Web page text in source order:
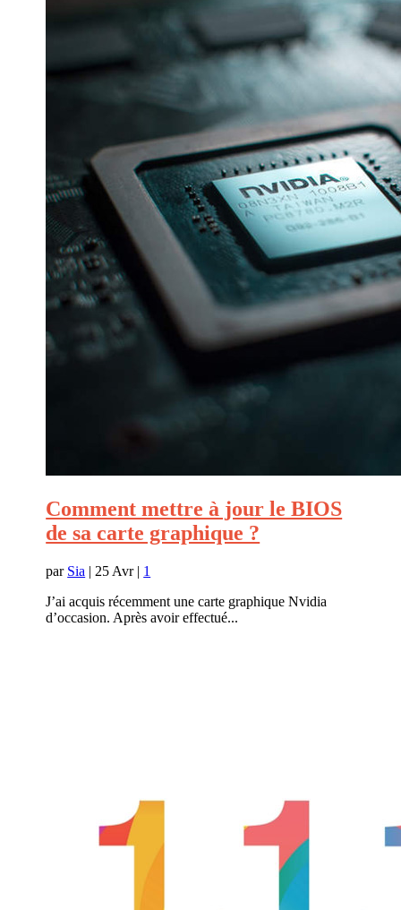
Comment mettre à jour le BIOS
de sa carte graphique ?
par Sia | 25 Avr| 1
J’ai acquis récemment une carte graphique Nvidia
d’occasion. Après avoir effectué...